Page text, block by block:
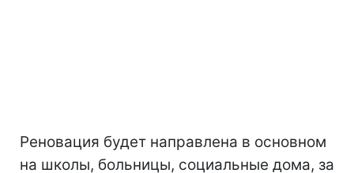
Реновация будет направлена в основном
на школы, больницы, социальные дома, за